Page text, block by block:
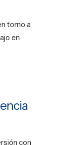
torno a
en
con